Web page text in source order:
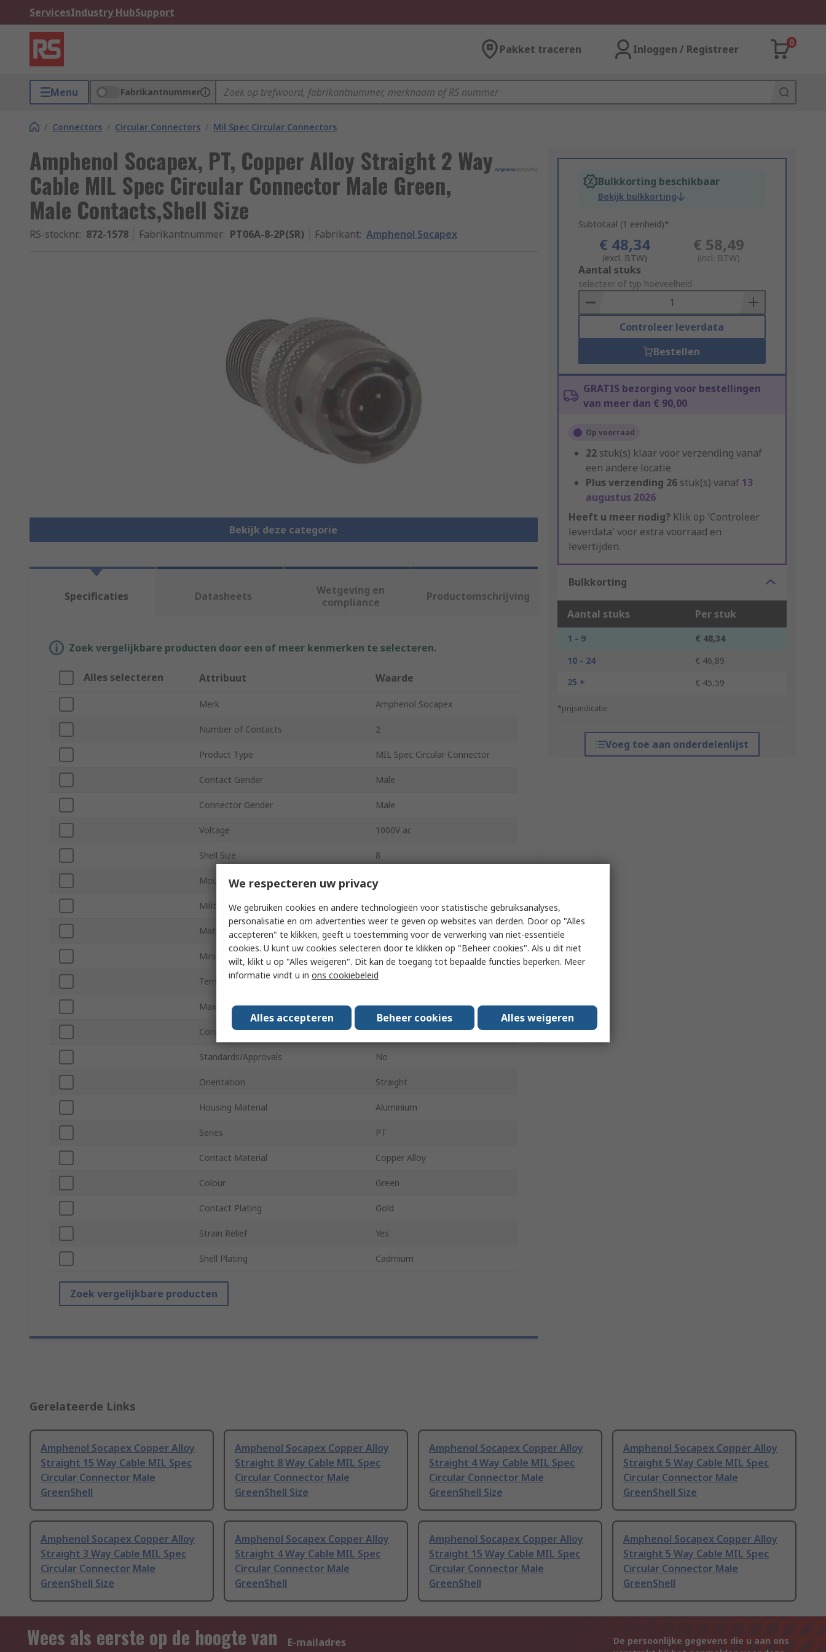
ServicesIndustry HubSupport
Pakket traceren Inloggen / Registreer
0
Menu Fabrikantnummer
/ Connectors / Circular Connectors / Mil Spec Circular Connectors
Amphenol Socapex, PT, Copper Alloy Straight 2 Way
Cable MIL Spec Circular Connector Male Green,
Male Contacts,Shell Size
RS-stocknr.: 872-1578 Fabrikantnummer: PT06A-8-2P(SR) Fabrikant: Amphenol Socapex
Bekijk deze categorie
Bulkkorting beschikbaar
Bekijk bulkkorting
Subtotaal (1 eenheid)*
€ 48,34
(excl. BTW)
€ 58,49
(incl. BTW)
Add
to
Basket
Aantal stuks
selecteer of typ hoeveelheid
Controleer leverdata
Bestellen
GRATIS bezorging voor bestellingen
van meer dan € 90,00
Op voorraad
22 stuk(s) klaar voor verzending vanaf
een andere locatie
Plus verzending 26 stuk(s) vanaf 13
augustus 2026
Heeft u meer nodig? Klik op 'Controleer
leverdata' voor extra voorraad en
levertijden.
Bulkkorting
Aantal stuks Per stuk
1 - 9
€ 48,34
10 - 24
€ 46,89
25 +
€ 45,59
*prijsindicatie
Voeg toe aan onderdelenlijst
Specificaties Datasheets
Wetgeving en
compliance
Productomschrijving
Zoek vergelijkbare producten door een of meer kenmerken te selecteren.
Alles selecteren Attribuut Waarde
Merk Amphenol Socapex
Number of Contacts 2
Product Type MIL Spec Circular Connector
Contact Gender Male
Connector Gender Male
Voltage 1000V ac
Shell Size 8
Mount Type Cable
Military Standard MIL-DTL-26482
Mating Type Bayonet
Minimum Operating Temperature -55°C
Termination Type Solder
Maximum Operating Temperature 125°C
Connector Size Miniature
Standards/Approvals No
Orientation Straight
Housing Material Aluminium
Series PT
Contact Material Copper Alloy
Colour Green
Contact Plating Gold
Strain Relief Yes
Shell Plating Cadmium
Zoek vergelijkbare producten
Gerelateerde Links
Amphenol Socapex Copper Alloy
Straight 15 Way Cable MIL Spec
Circular Connector Male
GreenShell
Amphenol Socapex Copper Alloy
Straight 8 Way Cable MIL Spec
Circular Connector Male
GreenShell Size
Amphenol Socapex Copper Alloy
Straight 4 Way Cable MIL Spec
Circular Connector Male
GreenShell Size
Amphenol Socapex Copper Alloy
Straight 5 Way Cable MIL Spec
Circular Connector Male
GreenShell Size
Amphenol Socapex Copper Alloy
Straight 3 Way Cable MIL Spec
Circular Connector Male
GreenShell Size
Amphenol Socapex Copper Alloy
Straight 4 Way Cable MIL Spec
Circular Connector Male
GreenShell
Amphenol Socapex Copper Alloy
Straight 15 Way Cable MIL Spec
Circular Connector Male
GreenShell
Amphenol Socapex Copper Alloy
Straight 5 Way Cable MIL Spec
Circular Connector Male
GreenShell
Wees als eerste op de hoogte van
E-mailadres
De persoonlijke gegevens die u aan ons
We respecteren uw privacy
We gebruiken cookies en andere technologieën voor statistische gebruiksanalyses,
personalisatie en om advertenties weer te geven op websites van derden. Door op "Alles
accepteren" te klikken, geeft u toestemming voor de verwerking van niet-essentiële
cookies. U kunt uw cookies selecteren door te klikken op "Beheer cookies". Als u dit niet
wilt, klikt u op "Alles weigeren". Dit kan de toegang tot bepaalde functies beperken. Meer
informatie vindt u in ons cookiebeleid
Alles accepteren Beheer cookies Alles weigeren